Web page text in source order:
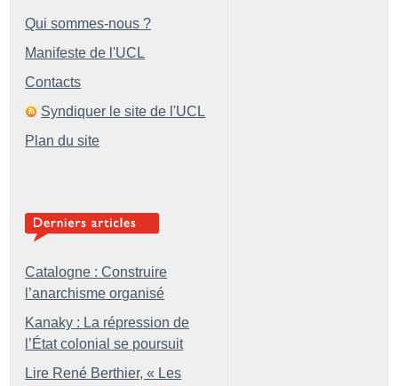
Qui sommes-nous ?
Manifeste de l'UCL
Contacts
Syndiquer le site de l'UCL
Plan du site
Catalogne : Construire
l’anarchisme organisé
Kanaky : La répression de
l’État colonial se poursuit
Lire René Berthier, « Les